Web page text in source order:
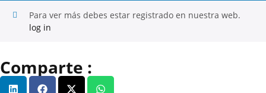
Para ver más debes estar registrado en nuestra web.
log in
Comparte :